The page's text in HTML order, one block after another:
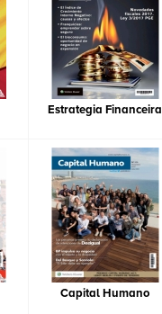
Estrategia Financeira
Capital Humano